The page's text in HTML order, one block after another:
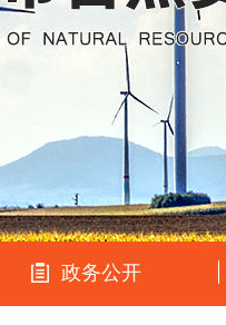
政务公开